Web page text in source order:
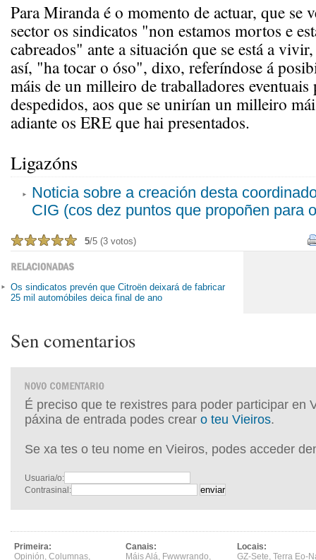
Para Miranda é o momento de actuar, que se
sector os sindicatos "non estamos mortos e
cabreados" ante a situación que se está a
así, "ha tocar o óso", dixo, referíndose á
máis de un milleiro de traballadores eventuais
despedidos, aos que se unirían un milleiro
adiante os ERE que hai presentados.
Ligazóns
Noticia sobre a creación desta
CIG (cos dez puntos que propoñen para
5/5 (3 votos)
Os sindicatos prevén que Citroën deixará de fabricar
25 mil automóbiles deica final de ano
Sen comentarios
É preciso que te rexistres para poder participar en
páxina de entrada podes crear o teu Vieiros.
Se xa tes o teu nome en Vieiros, podes acceder
Usuaria/o:
Contrasinal:
Primeira:
Opinión, Columnas,
Canais:
Máis Alá, Fwwwrando,
Locais:
GZ-Sete, Terra Eo-